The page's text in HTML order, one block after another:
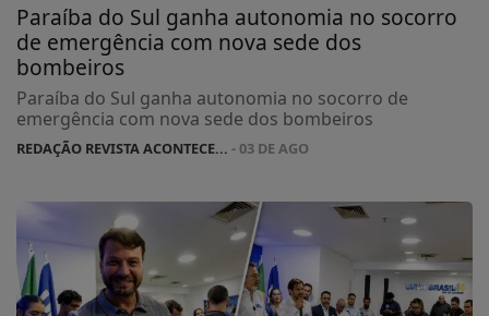
Paraíba do Sul ganha autonomia no socorro
de emergência com nova sede dos
bombeiros
Paraíba do Sul ganha autonomia no socorro de
emergência com nova sede dos bombeiros
REDAÇÃO REVISTA ACONTECE... - 03 DE AGO